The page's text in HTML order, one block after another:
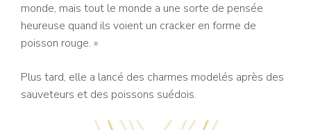
monde, mais tout le monde a une sorte de pensée
heureuse quand ils voient un cracker en forme de
poisson rouge. »
Plus tard, elle a lancé des charmes modelés après des
sauveteurs et des poissons suédois.